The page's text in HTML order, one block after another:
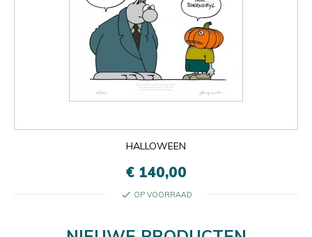
HALLOWEEN
€ 140,00
check OP VOORRAAD